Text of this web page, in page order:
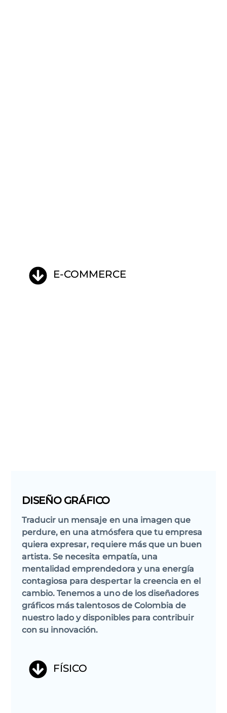
E-COMMERCE
DISEÑO GRÁFICO
Traducir un mensaje en una imagen que
perdure, en una atmósfera que tu empresa
quiera expresar, requiere más que un buen
artista. Se necesita empatía, una
mentalidad emprendedora y una energía
contagiosa para despertar la creencia en el
cambio. Tenemos a uno de los diseñadores
gráficos más talentosos de Colombia de
nuestro lado y disponibles para contribuir
con su innovación.
FÍSICO